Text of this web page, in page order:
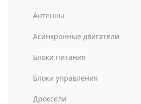
Антенны
Асинхронные двигатели
Блоки питания
Блоки управления
Дроссели